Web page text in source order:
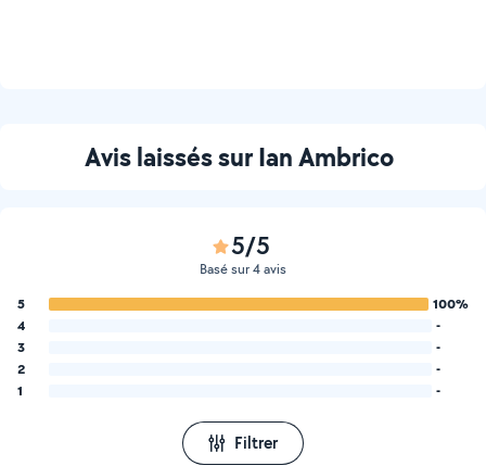
Avis laissés sur Ian Ambrico
5/5
Basé sur 4 avis
5
100%
4
-
3
-
2
-
1
-
Filtrer